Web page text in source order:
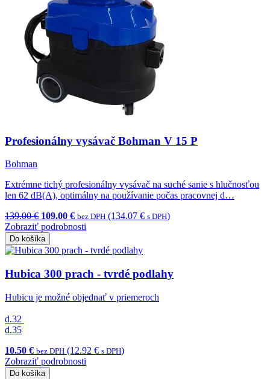
Profesionálny vysávač Bohman V 15 P
Bohman
Extrémne tichý profesionálny vysávač na suché sanie s hlučnosťou
len 62 dB(A), optimálny na používanie počas pracovnej d…
139.00 € 109.00 € bez DPH (134.07 € s DPH)
Zobraziť podrobnosti
Do košíka
Hubica 300 prach - tvrdé podlahy
Hubicu je možné objednať v priemeroch
d.32
d.35
10.50 € bez DPH (12.92 € s DPH)
Zobraziť podrobnosti
Do košíka